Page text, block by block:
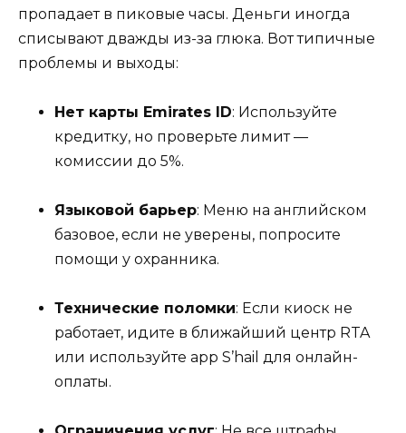
пропадает в пиковые часы. Деньги иногда
списывают дважды из-за глюка. Вот типичные
проблемы и выходы:
Нет карты Emirates ID: Используйте
кредитку, но проверьте лимит —
комиссии до 5%.
Языковой барьер: Меню на английском
базовое, если не уверены, попросите
помощи у охранника.
Технические поломки: Если киоск не
работает, идите в ближайший центр RTA
или используйте app S’hail для онлайн-
оплаты.